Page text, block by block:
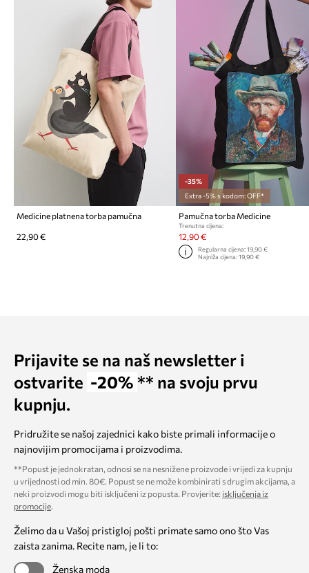
Medicine platnena torba pamučna
22,90 €
-35%
Extra -5% s kodom: OFF*
Pamučna torba Medicine
Trenutna cijena:
12,90 €
Regularna cijena: 19,90 €
Najniža cijena: 19,90 €
Prijavite se na naš newsletter i
ostvarite -20% ** na svoju prvu
kupnju.
Pridružite se našoj zajednici kako biste primali informacije o
najnovijim promocijama i proizvodima.
**Popust je jednokratan, odnosi se na nesnižene proizvode i vrijedi za kupnju
u vrijednosti od min. 80€. Popust se ne može kombinirati s drugim akcijama, a
neki proizvodi mogu biti isključeni iz popusta. Provjerite: isključenja iz
promocije.
Želimo da u Vašoj pristigloj pošti primate samo ono što Vas
zaista zanima. Recite nam, je li to:
Ženska moda